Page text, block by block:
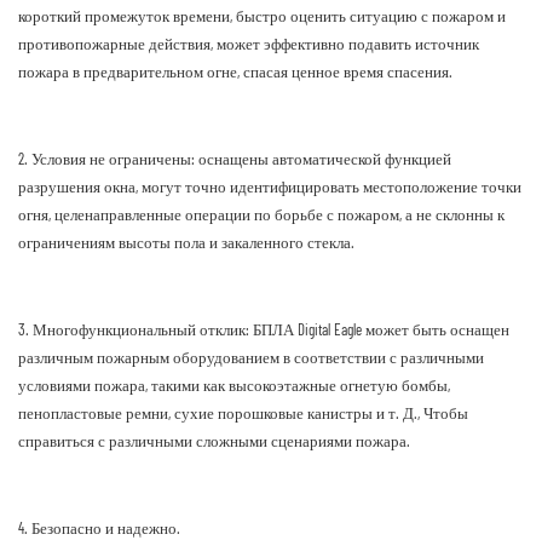
короткий промежуток времени, быстро оценить ситуацию с пожаром и
противопожарные действия, может эффективно подавить источник
пожара в предварительном огне, спасая ценное время спасения.
2. Условия не ограничены: оснащены автоматической функцией
разрушения окна, могут точно идентифицировать местоположение точки
огня, целенаправленные операции по борьбе с пожаром, а не склонны к
ограничениям высоты пола и закаленного стекла.
3. Многофункциональный отклик: БПЛА Digital Eagle может быть оснащен
различным пожарным оборудованием в соответствии с различными
условиями пожара, такими как высокоэтажные огнетую бомбы,
пенопластовые ремни, сухие порошковые канистры и т. Д., Чтобы
справиться с различными сложными сценариями пожара.
4. Безопасно и надежно.